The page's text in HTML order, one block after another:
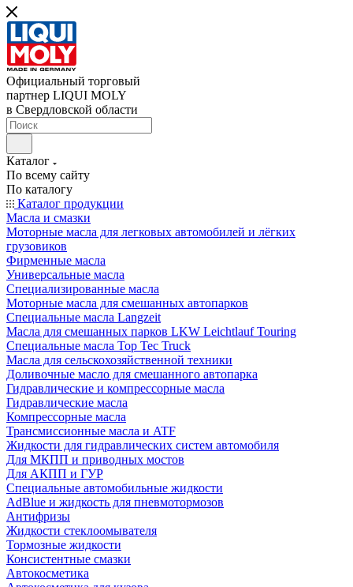
Официальный торговый
партнер LIQUI MOLY
в Свердловской области
Каталог
По всему сайту
По каталогу
Каталог продукции
Масла и смазки
Моторные масла для легковых автомобилей и лёгких
грузовиков
Фирменные масла
Универсальные масла
Специализированные масла
Моторные масла для смешанных автопарков
Специальные масла Langzeit
Масла для смешанных парков LKW Leichtlauf Touring
Специальные масла Top Tec Truck
Масла для сельскохозяйственной техники
Доливочные масло для смешанного автопарка
Гидравлические и компрессорные масла
Гидравлические масла
Компрессорные масла
Трансмиссионные масла и ATF
Жидкости для гидравлических систем автомобиля
Для МКПП и приводных мостов
Для АКПП и ГУР
Специальные автомобильные жидкости
AdBlue и жидкость для пневмотормозов
Антифризы
Жидкости стеклоомывателя
Тормозные жидкости
Консистентные смазки
Автокосметика